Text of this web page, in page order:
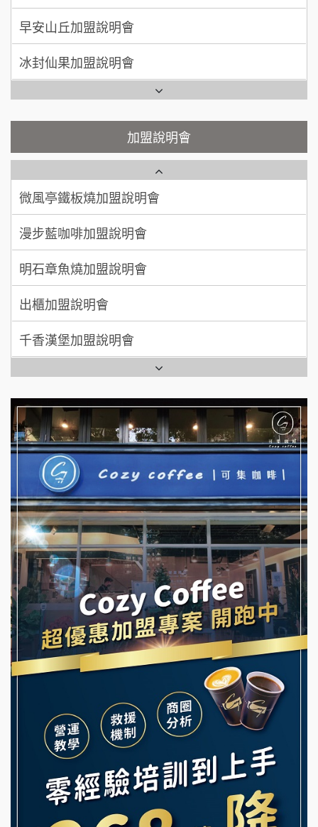
加盟預算
呂 先生/小姐
加盟預算 200萬~400萬
顏 先生/小姐 台北市
廖 先生/小姐 高雄市
加盟預算
冰封仙果加盟說明會
Ramble Café 漫步藍咖啡加盟說明會
微風亭鐵板燒加盟說明會
【曉妍美妝】誠徵行政櫃檯
自助洗衣店誠徵代洗收送人員(台中市)
MUSHEN徵SPA美容芳療師
日十。早午食加盟說明會
拾鑶火鍋加盟說明會
全家加盟說明會
台灣G湯加盟說明會
彭富貴加盟說明會
NU PASTA義大利麵加盟說明會
潮鍋癮加盟說明會
蓁伙烤倆吃加盟說明會
霏等茶加盟說明會
早安山丘加盟說明會
冰封仙果加盟說明會
Ramble Café 漫步藍咖啡加盟說明會
微風亭鐵板燒加盟說明會
鮮茶道加盟說明會
【曉妍美妝】誠徵行政櫃檯
自助洗衣店誠徵代洗收送人員(台中市)
加盟說明會
SHARE TEA歇腳亭加盟說明會
潮味決-湯滷專門店加盟說明會
鮮茶道加盟說明會
微風亭鐵板燒加盟說明會
漫步藍咖啡加盟說明會
明石章魚燒加盟說明會
出櫃加盟說明會
千香漢堡加盟說明會
七盞茶加盟說明會
拉亞漢堡加盟說明會
杜芳子古味茶鋪加盟說明會
優握握×酸奶大獅加盟說明會
冬城門加盟說明會
拾鑶火鍋加盟說明會
阿性情趣無人販售所加盟明會
龍涎居好湯加盟說明會
舒油頭加盟說明會
韓金量加盟說明會
Mr.Wish加盟說明會
白鬍泡泡 BOHO POPO加盟說明會
雞咕雞咕加盟說明會